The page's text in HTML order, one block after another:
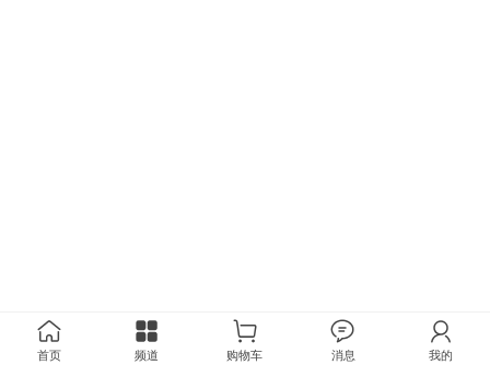
首页 频道 购物车 消息 我的